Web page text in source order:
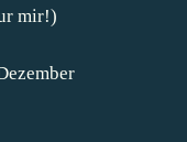
mir!)